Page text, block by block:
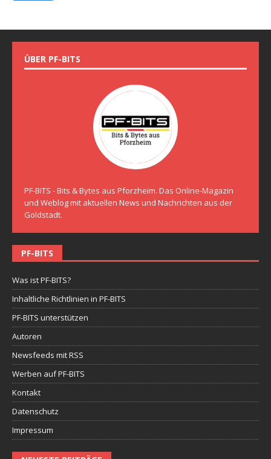
ÜBER PF-BITS
PF-BITS - Bits & Bytes aus Pforzheim. Das Online-Magazin
und Weblog mit aktuellen News und Nachrichten aus der
Goldstadt.
PF-BITS
Was ist PF-BITS?
Inhaltliche Richtlinien in PF-BITS
PF-BITS unterstützen
Autoren
Newsfeeds mit RSS
Werben auf PF-BITS
Kontakt
Datenschutz
Impressum